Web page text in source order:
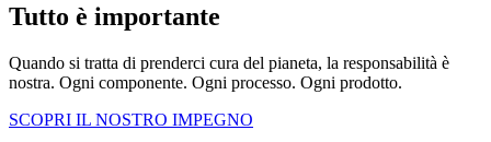
Tutto è importante
Quando si tratta di prenderci cura del pianeta, la responsabilità è
nostra. Ogni componente. Ogni processo. Ogni prodotto.
SCOPRI IL NOSTRO IMPEGNO